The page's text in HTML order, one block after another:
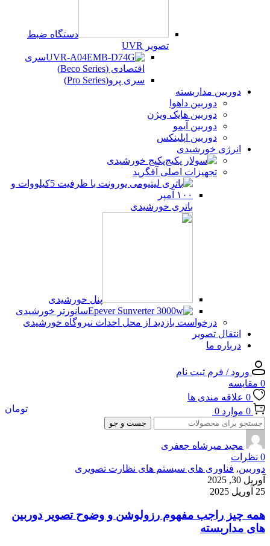
دستگاه ضبط
تصویر UVR
سری
اقتصادی (Beco Series)
سری پرو(Pro Series)
دوربین مداربسته
دوربین داهوا
دوربین هایک ویژن
دوربین آیمو
دوربین اپلینکس
انرژی خورشیدی
پکیج خورشیدی
تجهیزات اصلی آفگرید
باتری خورشیدی
پنل خورشیدی
سانورتر خورشیدی
درخواست بازدید از محل احداث نیروگاه خورشیدی
انتقال تصویر
درباره ما
ورود / فرم ثبت نام
0 مقایسه
0 علاقه مندی ها
0 موارد 0 تومان
جست و جو
مجید میرشاه جعفری
0 نظرات
دوربین, فناوری های سیستم های نظارت تصویری
آوریل 30, 2025
25 آوریل 2025
همه چیز راجب مفهوم رزولوشن و وضوح تصویر دوربین
های مداربسته